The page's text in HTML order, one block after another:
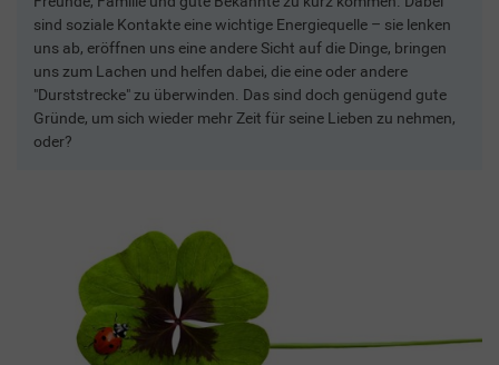
sind soziale Kontakte eine wichtige Energiequelle – sie lenken
uns ab, eröffnen uns eine andere Sicht auf die Dinge, bringen
uns zum Lachen und helfen dabei, die eine oder andere
"Durststrecke" zu überwinden. Das sind doch genügend gute
Gründe, um sich wieder mehr Zeit für seine Lieben zu nehmen,
oder?